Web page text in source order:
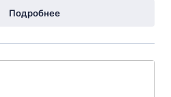
Подробнее